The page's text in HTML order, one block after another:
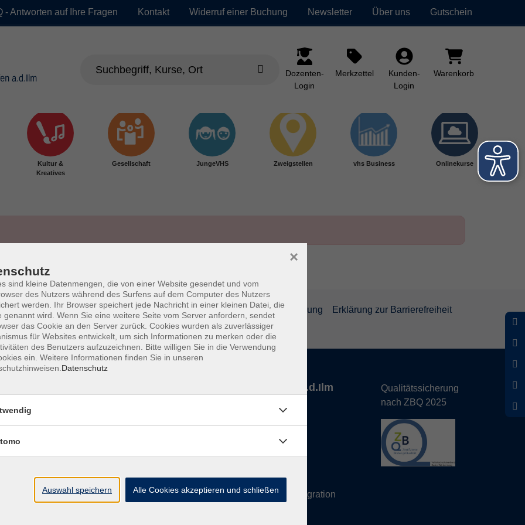
- Antworten auf Ihre Fragen Kontakt Widerruf einer Buchung Newsletter Über uns Gutschein
Dozenten-
Login
Merkzettel
Kunden-
Login
Warenkorb
Kultur &
Kreatives
Gesellschaft JungeVHS Zweigstellen vhs Business Onlinekurse
Geschäftsbedingungen AGB Datenschutzerklärung Widerrufsbelehrung Erklärung zur Barrierefreiheit
vhs Landkreis Pfaffenhofen a.d.Ilm
vhs@landratsamt-paf.de
Tel: 08441 27 4000- vhs Büro
Tel: 08441 27 4008- Deutsch/Integration
Qualitätssicherung
nach ZBQ 2025
sind kleine Datenmengen, die von einer Website gesendet und vom
des Nutzers während des Surfens auf dem Computer des Nutzers
werden. Ihr Browser speichert jede Nachricht in einer kleinen Datei, die
genannt wird. Wenn Sie eine weitere Seite vom Server anfordern, sendet
das Cookie an den Server zurück. Cookies wurden als zuverlässiger
für Websites entwickelt, um sich Informationen zu merken oder die
des Benutzers aufzuzeichnen. Bitte willigen Sie in die Verwendung
ein. Weitere Informationen finden Sie in unseren
Datenschutz
×
Auswahl speichern Alle Cookies akzeptieren und schließen